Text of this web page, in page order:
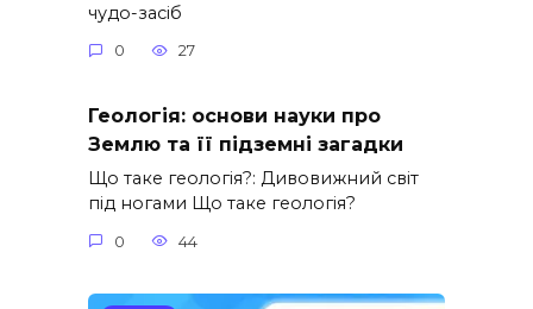
чудо-засіб
0 27
Геологія: основи науки про
Землю та її підземні загадки
Що таке геологія?: Дивовижний світ
під ногами Що таке геологія?
0 44